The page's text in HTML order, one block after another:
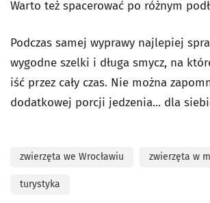
Warto też spacerować po różnym
Podczas samej wyprawy najlepiej
wygodne szelki i długa smycz, na
iść przez cały czas. Nie można
dodatkowej porcji jedzenia... dla
zwierzęta we Wrocławiu zwierzęta w
turystyka